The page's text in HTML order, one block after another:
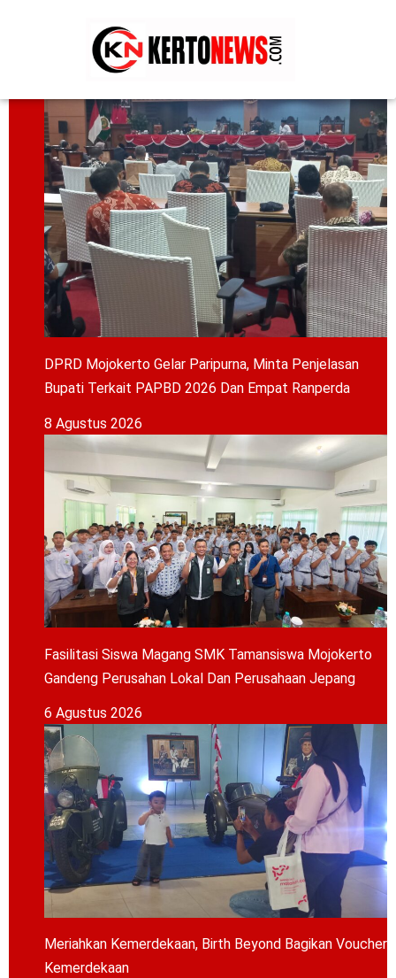
DPRD Mojokerto Gelar Paripurna, Minta Penjelasan
Bupati Terkait PAPBD 2026 Dan Empat Ranperda
8 Agustus 2026
Fasilitasi Siswa Magang SMK Tamansiswa Mojokerto
Gandeng Perusahan Lokal Dan Perusahaan Jepang
6 Agustus 2026
Meriahkan Kemerdekaan, Birth Beyond Bagikan Voucher
Kemerdekaan